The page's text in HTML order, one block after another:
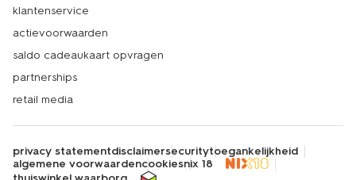
klantenservice
actievoorwaarden
saldo cadeaukaart opvragen
partnerships
retail media
privacy statementdisclaimersecuritytoegankelijkheid
algemene voorwaardencookiesnix 18